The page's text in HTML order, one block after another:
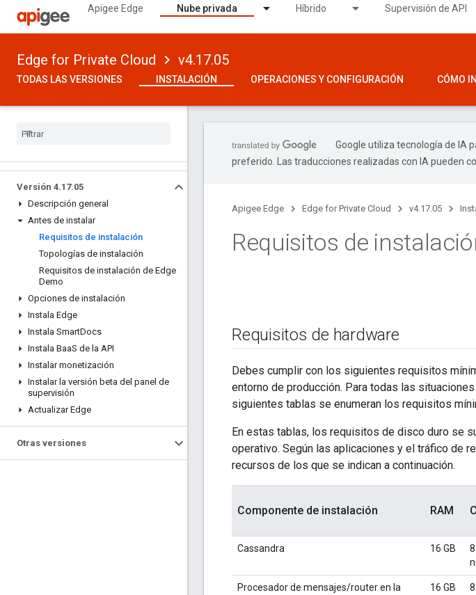
Apigee Edge Nube privada Híbrido Supervisión de API
Edge for Private Cloud v4.17.05
TODAS LAS VERSIONES INSTALACIÓN OPERACIONES Y CONFIGURACIÓN CÓMO
Versión 4.17.05
Descripción general
Antes de instalar
Requisitos de instalación
Topologías de instalación
Requisitos de instalación de Edge
Demo
Opciones de instalación
Instala Edge
Instala SmartDocs
Instala BaaS de la API
Instalar monetización
Instalar la versión beta del panel de
supervisión
Actualizar Edge
Otras versiones
Google utiliza tecnología de IA
preferido. Las traducciones realizadas con IA pueden
Apigee Edge Edge for Private Cloud v4.17.05
Requisitos de
Requisitos de hardware
Debes cumplir con los siguientes requisitos
entorno de producción. Para todas las
siguientes tablas se enumeran los requisitos
En estas tablas, los requisitos de disco duro se
operativo. Según las aplicaciones y el tráfico de
recursos de los que se indican a continuación.
Componente de instalación RAM
Cassandra 16 GB
8
Procesador de mensajes/router en la
16 GB
8